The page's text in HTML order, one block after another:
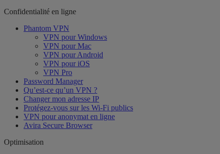
Confidentialité en ligne
Phantom VPN
VPN pour Windows
VPN pour Mac
VPN pour Android
VPN pour iOS
VPN Pro
Password Manager
Qu’est-ce qu’un VPN ?
Changer mon adresse IP
Protégez-vous sur les Wi-Fi publics
VPN pour anonymat en ligne
Avira Secure Browser
Optimisation